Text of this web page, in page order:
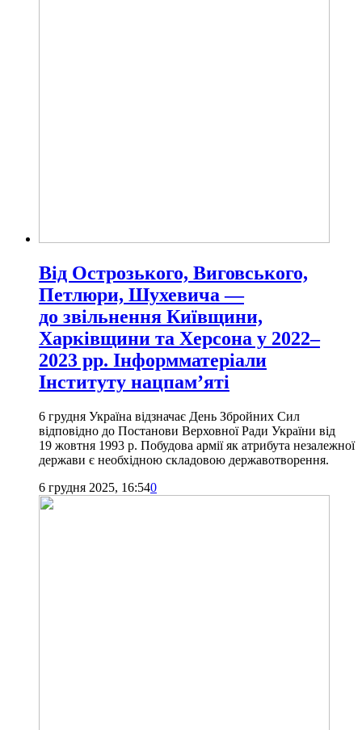
Від Острозького, Виговського,
Петлюри, Шухевича —
до звільнення Київщини,
Харківщини та Херсона у 2022–
2023 рр. Інформматеріали
Інституту нацпам’яті
6 грудня Україна відзначає День Збройних Сил
відповідно до Постанови Верховної Ради України від
19 жовтня 1993 р. Побудова армії як атрибута незалежної
держави є необхідною складовою державотворення.
6 грудня 2025, 16:540